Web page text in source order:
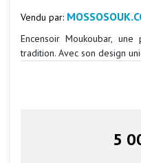
Vendu par:
Encensoir Moukoubar,
tradition. Avec son design
5